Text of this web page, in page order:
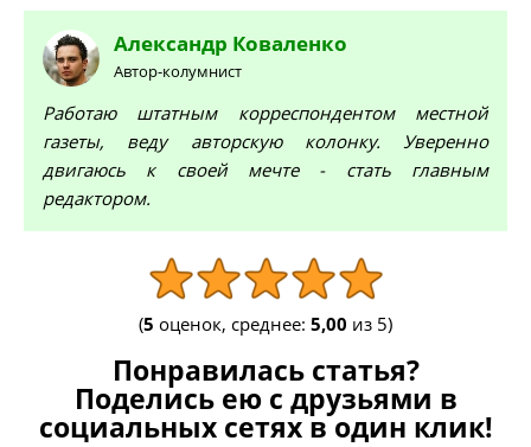
Александр Коваленко
Автор-колумнист
Работаю штатным корреспондентом местной
газеты, веду авторскую колонку. Уверенно
двигаюсь к своей мечте - стать главным
редактором.
(5 оценок, среднее: 5,00 из 5)
Понравилась статья?
Поделись ею с друзьями в
социальных сетях в один клик!